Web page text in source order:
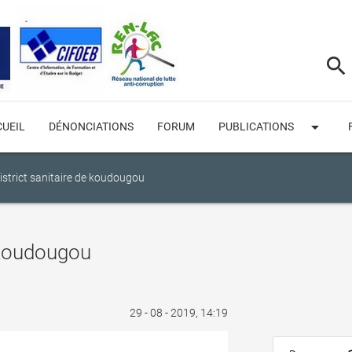
search
DÉNONCIATIONS FORUM PUBLICATIONS arrow_drop_down
sanitaire de koudougou
29 - 08 - 2019, 14:19